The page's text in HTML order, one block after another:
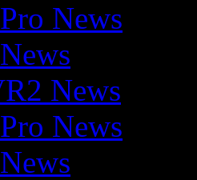
News
News
News